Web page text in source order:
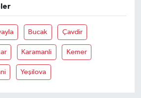
Bucak Çavdir
Karamanli Kemer
Yeşilova